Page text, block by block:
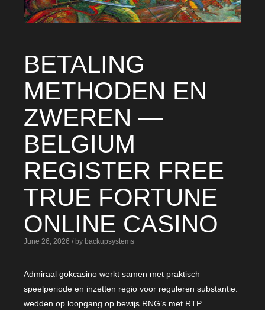
BETALING
METHODEN EN
ZWEREN —
BELGIUM
REGISTER FREE
TRUE FORTUNE
ONLINE CASINO
June 26, 2026 / by backupsystems
Admiraal gokcasino werkt samen met praktisch
speelperiode en inzetten regio voor reguleren substantie.
wedden op loopgang op bewijs RNG’s met RTP